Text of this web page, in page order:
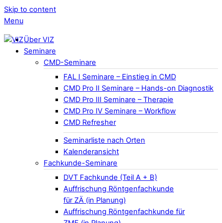
Skip to content
Menu
Über VIZ
Seminare
CMD-Seminare
FAL I Seminare – Einstieg in CMD
CMD Pro II Seminare – Hands-on Diagnostik
CMD Pro III Seminare – Therapie
CMD Pro IV Seminare – Workflow
CMD Refresher
Seminarliste nach Orten
Kalenderansicht
Fachkunde-Seminare
DVT Fachkunde (Teil A + B)
Auffrischung Röntgenfachkunde
für ZÄ (in Planung)
Auffrischung Röntgenfachkunde für